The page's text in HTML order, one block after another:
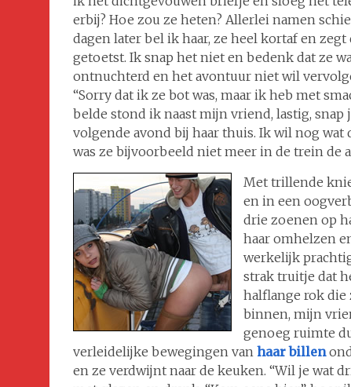
erbij? Hoe zou ze heten? Allerlei namen
dagen later bel ik haar, ze heel kortaf en
getoetst. Ik snap het niet en bedenk dat ze
ontnuchterd en het avontuur niet wil
“Sorry dat ik ze bot was, maar ik heb met
belde stond ik naast mijn vriend, lastig, snap
volgende avond bij haar thuis. Ik wil nog wat
was ze bijvoorbeeld niet meer in de trein de
Met trillende
en in een
drie zoenen op
haar omhelzen
werkelijk
strak truitje dat
halflange rok die
binnen, mijn
genoeg ruimte
verleidelijke bewegingen van haar billen
en ze verdwijnt naar de keuken. “Wil je wat